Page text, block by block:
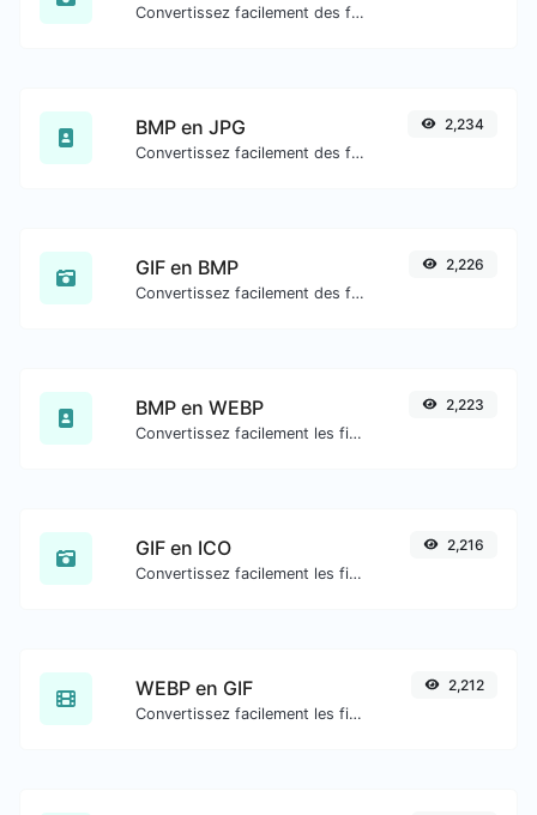
Convertissez facilement des fichiers image PNG en BMP.
BMP en JPG
Convertissez facilement des fichiers image BMP en JPG.
2,234
GIF en BMP
Convertissez facilement des fichiers image GIF en BMP.
2,226
BMP en WEBP
Convertissez facilement les fichiers image BMP en WEBP.
2,223
GIF en ICO
Convertissez facilement les fichiers image GIF en ICO.
2,216
WEBP en GIF
Convertissez facilement les fichiers image WEBP en GIF.
2,212